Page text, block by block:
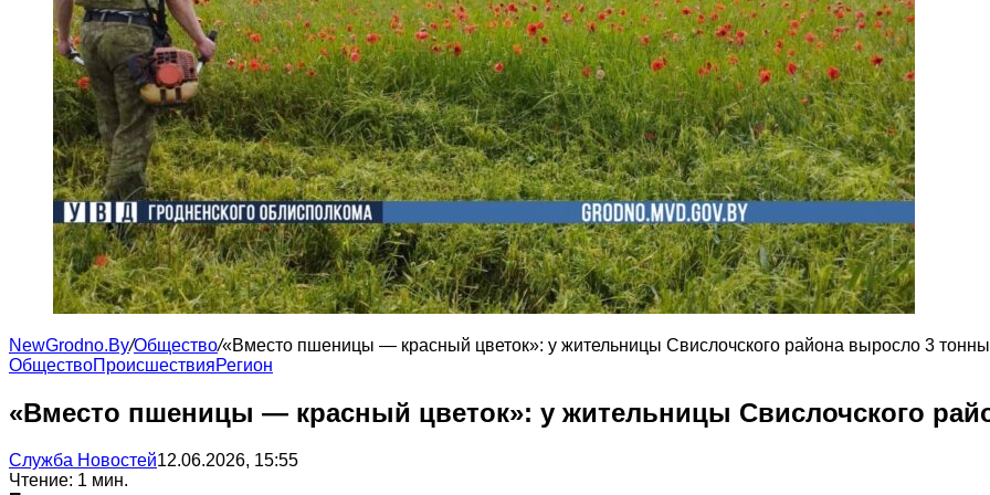
NewGrodno.By/Общество/«Вместо пшеницы — красный цветок»: у жительницы Свислочского района выросло 3
ОбществоПроисшествияРегион
«Вместо пшеницы — красный цветок»: у жительницы Свислочского
Служба Новостей12.06.2026, 15:55
Чтение: 1 мин.